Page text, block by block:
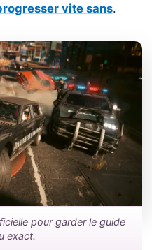
vite sans.
pour garder le guide
exact.